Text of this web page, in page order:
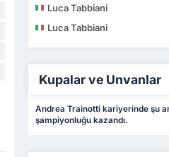
Luca Tabbiani
Luca Tabbiani
Kupalar ve Unvanlar
Andrea Trainotti kariyerinde şu
şampiyonluğu kazandı.